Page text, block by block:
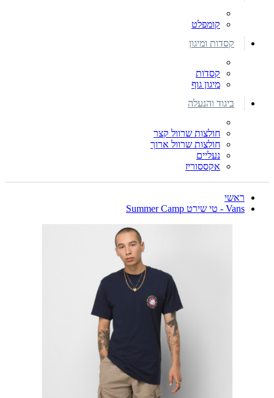
קומפלט
קסדות ומיגון
קסדות
מיגון גוף
ביגוד והנעלה
חולצות שרוול קצר
חולצות שרוול ארוך
נעליים
אקססוריז
ראשי
Vans - טי שירט Summer Camp